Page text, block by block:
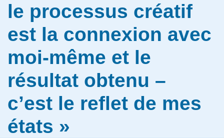
le processus créatif
est la connexion avec
moi-même et le
résultat obtenu –
c’est le reflet de mes
états »